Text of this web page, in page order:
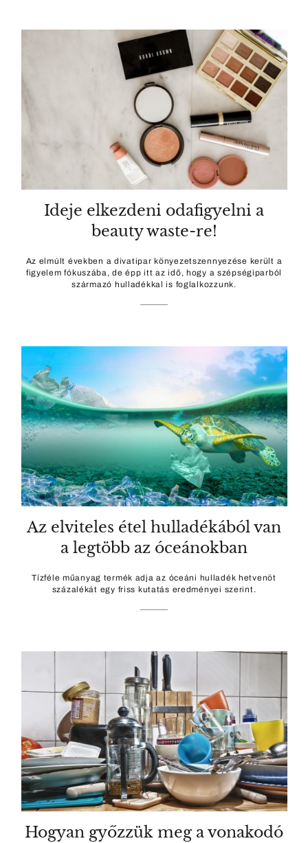
Ideje elkezdeni odafigyelni a
beauty waste-re!
Az elmúlt években a divatipar könyezetszennyezése került a
figyelem fókuszába, de épp itt az idő, hogy a szépségiparból
származó hulladékkal is foglalkozzunk.
Az elviteles étel hulladékából van
a legtöbb az óceánokban
Tízféle műanyag termék adja az óceáni hulladék hetvenöt
százalékát egy friss kutatás eredményei szerint.
Hogyan győzzük meg a vonakodó